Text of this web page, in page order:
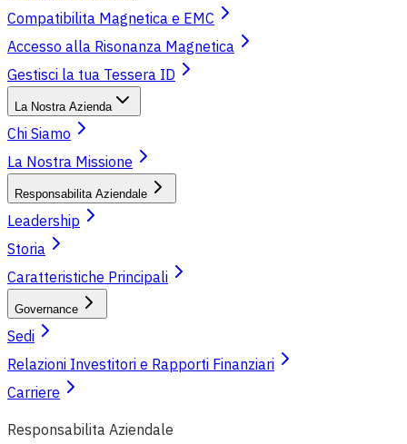
Compatibilita Magnetica e EMC
Accesso alla Risonanza Magnetica
Gestisci la tua Tessera ID
La Nostra Azienda
Chi Siamo
La Nostra Missione
Responsabilita Aziendale
Leadership
Storia
Caratteristiche Principali
Governance
Sedi
Relazioni Investitori e Rapporti Finanziari
Carriere
Responsabilita Aziendale